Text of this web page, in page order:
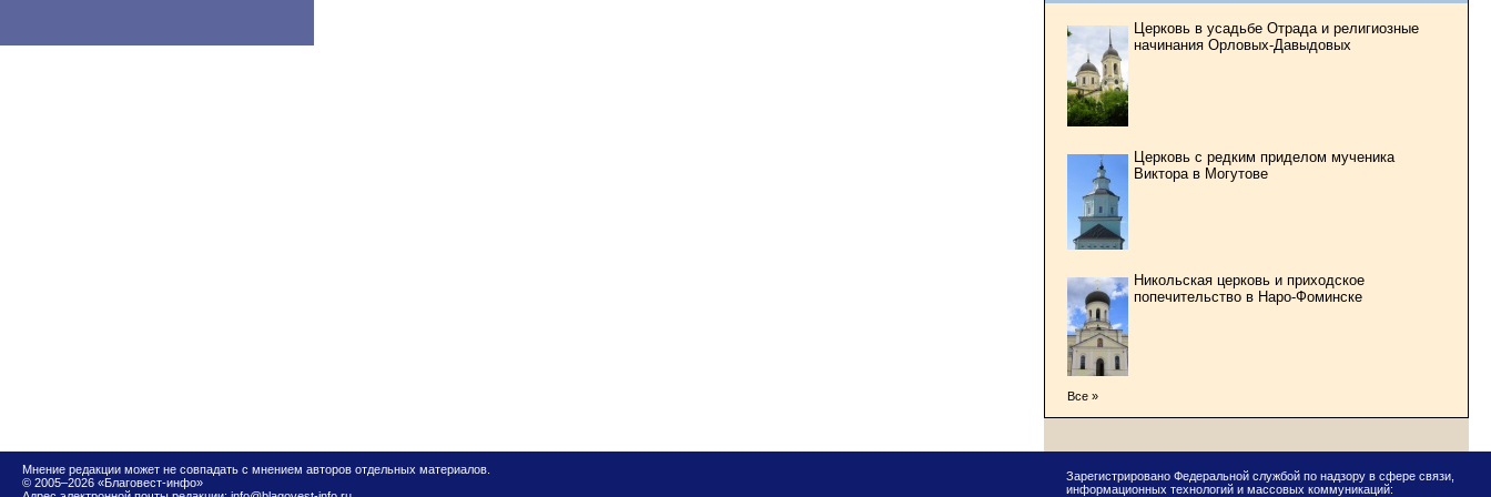
Церковь в усадьбе Отрада и религиозные
начинания Орловых-Давыдовых
Церковь с редким приделом мученика
Виктора в Могутове
Никольская церковь и приходское
попечительство в Наро-Фоминске
Все »
Мнение редакции может не совпадать с мнением авторов отдельных материалов.
© 2005–2026 «Благовест-инфо»
Зарегистрировано Федеральной службой по надзору в сфере связи,
информационных технологий и массовых коммуникаций: